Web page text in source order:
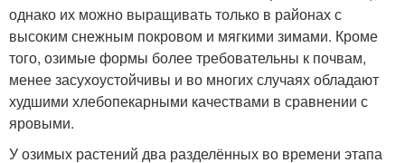
однако их можно выращивать только в районах с
высоким снежным покровом и мягкими зимами. Кроме
того, озимые формы более требовательны к почвам,
менее засухоустойчивы и во многих случаях обладают
худшими хлебопекарными качествами в сравнении с
яровыми.
У озимых растений два разделённых во времени этапа